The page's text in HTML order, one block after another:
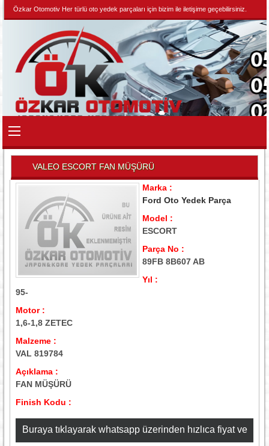
Özkar Otomotiv Her türlü oto yedek parçaları için bizim ile iletişime geçebilirsiniz.
VALEO ESCORT FAN MÜŞÜRÜ
Marka :
Ford Oto Yedek Parça
Model :
ESCORT
Parça No :
89FB 8B607 AB
Yıl :
95-
Motor :
1,6-1,8 ZETEC
Malzeme :
VAL 819784
Açıklama :
FAN MÜŞÜRÜ
Finish Kodu :
Buraya tıklayarak whatsapp üzerinden hızlıca fiyat ve